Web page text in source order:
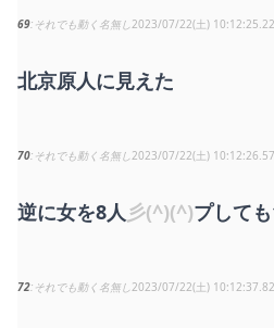
69 それでも動く名無し 2023/07/22(土) 10:12:25.22
北京原人に見えた
70 それでも動く名無し 2023/07/22(土) 10:12:26.57
逆に女を8人 彡(^)(^)プして
72 それでも動く名無し 2023/07/22(土) 10:12:37.82